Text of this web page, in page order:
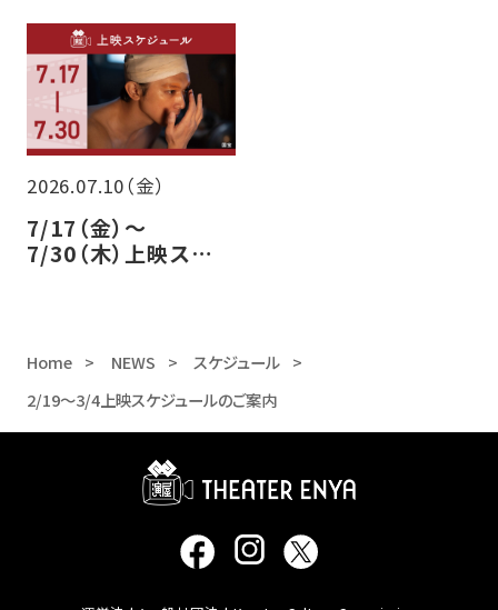
2026.07.10（金）
7/17（金）～
7/30（木）上映スケ
Home NEWS
スケジュール
2/19～3/4上映スケジュールのご案内